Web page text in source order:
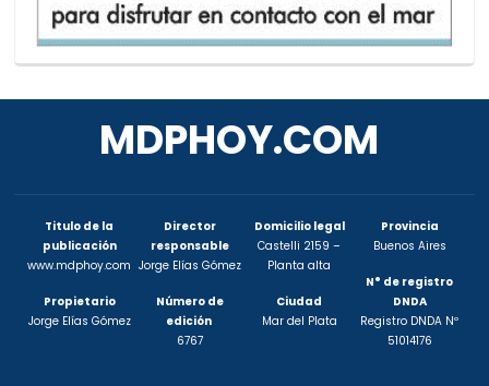
MDPHOY.COM
Titulo de la
publicación
www.mdphoy.com
Propietario
Jorge Elías Gómez
Director
responsable
Jorge Elías Gómez
Número de
edición
6767
Domicilio legal
Castelli 2159 –
Planta alta
Ciudad
Mar del Plata
Provincia
Buenos Aires
N° de registro
DNDA
Registro DNDA Nº
51014176